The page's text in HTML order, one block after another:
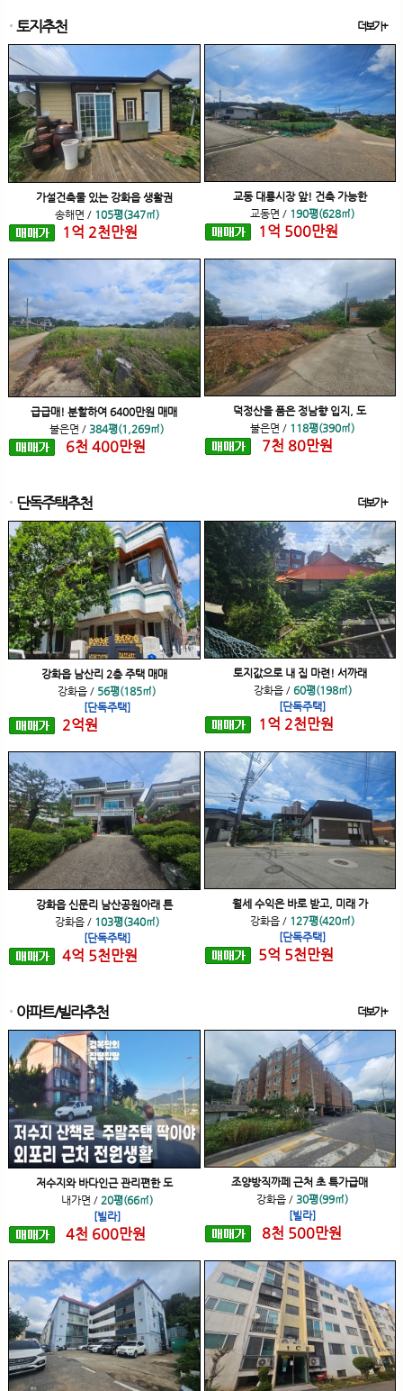
토지추천 더보기+
가설건축물 있는 강화읍 생활권
송해면 / 105평(347㎡)
1 억 2천만원
교동 대룡시장 앞! 건축 가능한
교동면 / 190평(628㎡)
1 억 500만원
급급매! 분할하여 6400만원 매매
불은면 / 384평(1,269㎡)
6천 400만원
덕정산을 품은 정남향 입지, 도
불은면 / 118평(390㎡)
7천 80만원
단독주택추천 더보기+
강화읍 남산리 2층 주택 매매
강화읍 / 56평(185㎡)
[단독주택]
2억원
토지값으로 내 집 마련! 서까래
강화읍/ 60평(198㎡)
[단독주택]
1 억 2천만원
강화읍 신문리 남산공원아래 튼
강화읍/ 103평(340㎡)
[단독주택]
4억 5천만원
월세 수익은 바로 받고, 미래 가
강화읍 / 127평(420㎡)
[단독주택]
5억 5천만원
아파트/빌라추천 더보기+
저수지와 바다인근 관리편한 도
내가면 / 20평(66㎡)
[빌라]
4천 600만원
조양방직까페 근처 초 특가급매
강화읍 / 30평(99㎡)
[빌라]
8천 500만원